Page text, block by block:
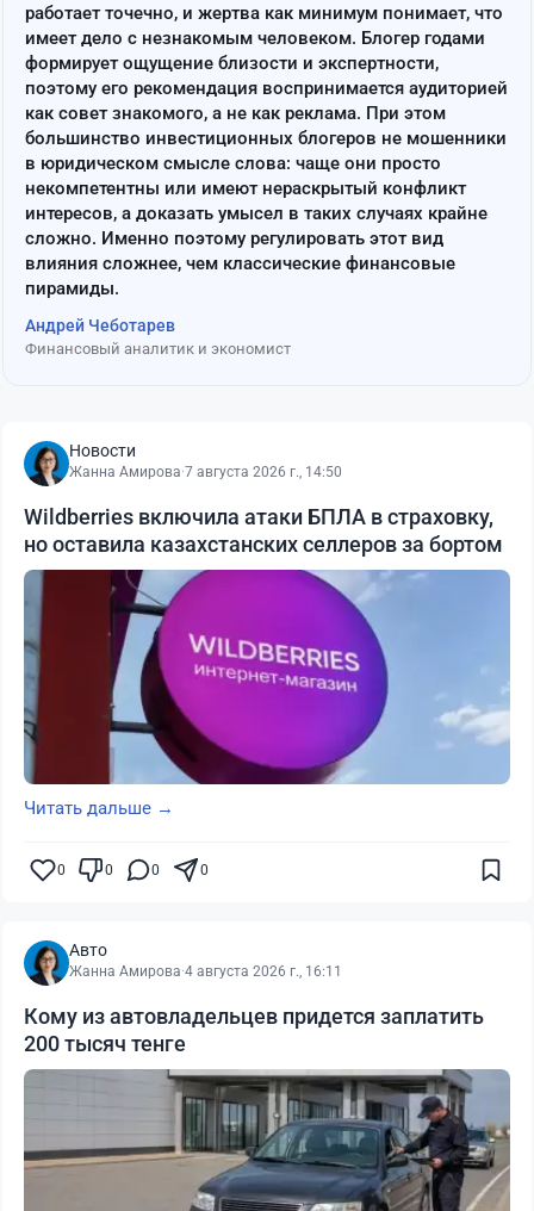
работает точечно, и жертва как минимум понимает, что
имеет дело с незнакомым человеком. Блогер годами
формирует ощущение близости и экспертности,
поэтому его рекомендация воспринимается аудиторией
как совет знакомого, а не как реклама. При этом
большинство инвестиционных блогеров не мошенники
в юридическом смысле слова: чаще они просто
некомпетентны или имеют нераскрытый конфликт
интересов, а доказать умысел в таких случаях крайне
сложно. Именно поэтому регулировать этот вид
влияния сложнее, чем классические финансовые
пирамиды.
Андрей Чеботарев
Финансовый аналитик и экономист
Новости
Жанна Амирова·7 августа 2026 г., 14:50
Wildberries включила атаки БПЛА в страховку,
но оставила казахстанских селлеров за бортом
Читать дальше →
0 0 0 0
Авто
Жанна Амирова·4 августа 2026 г., 16:11
Кому из автовладельцев придется заплатить
200 тысяч тенге